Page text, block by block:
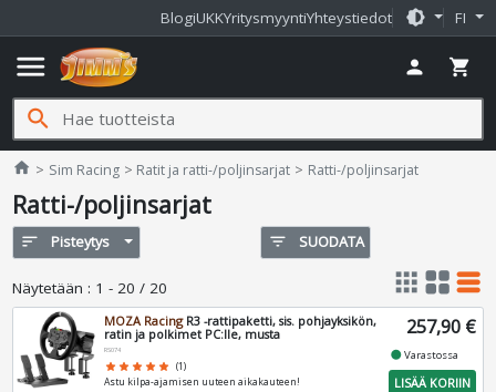
BlogiUKKYritysmyyntiYhteystiedot brightness_medium FI
menu person shopping_cart
search
home Jimms.fi
Sim Racing Ratit ja ratti-/poljinsarjat Ratti-/poljinsarjat
Ratti-/poljinsarjat
sort Pisteytys filter_list SUODATA
Näytetään : 1 - 20 / 20 apps grid_view table_rows
MOZA RacingR3 -rattipaketti, sis. pohjayksikön,
ratin ja polkimet PC:lle, musta
RS074
star star star star star (1)
Astu kilpa-ajamisen uuteen aikakauteen!
257,90 €
fiber_manual_recordVarastossa
LISÄÄ KORIIN